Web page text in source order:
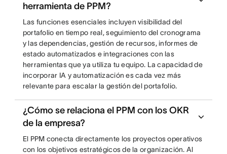
herramienta de PPM?
Las funciones esenciales incluyen visibilidad del
portafolio en tiempo real, seguimiento del cronograma
y las dependencias, gestión de recursos, informes de
estado automatizados e integraciones con las
herramientas que ya utiliza tu equipo. La capacidad de
incorporar IA y automatización es cada vez más
relevante para escalar la gestión del portafolio.
¿Cómo se relaciona el PPM con los OKR
de la empresa?
El PPM conecta directamente los proyectos operativos
con los objetivos estratégicos de la organización. Al